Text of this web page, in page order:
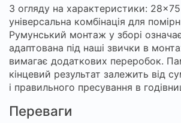
З огляду на характеристики:
універсальна комбінація для
Румунський монтаж у зборі
адаптована під наші звички в
вимагає додаткових переробок.
кінцевий результат залежить від
і правильного пресування в
Переваги